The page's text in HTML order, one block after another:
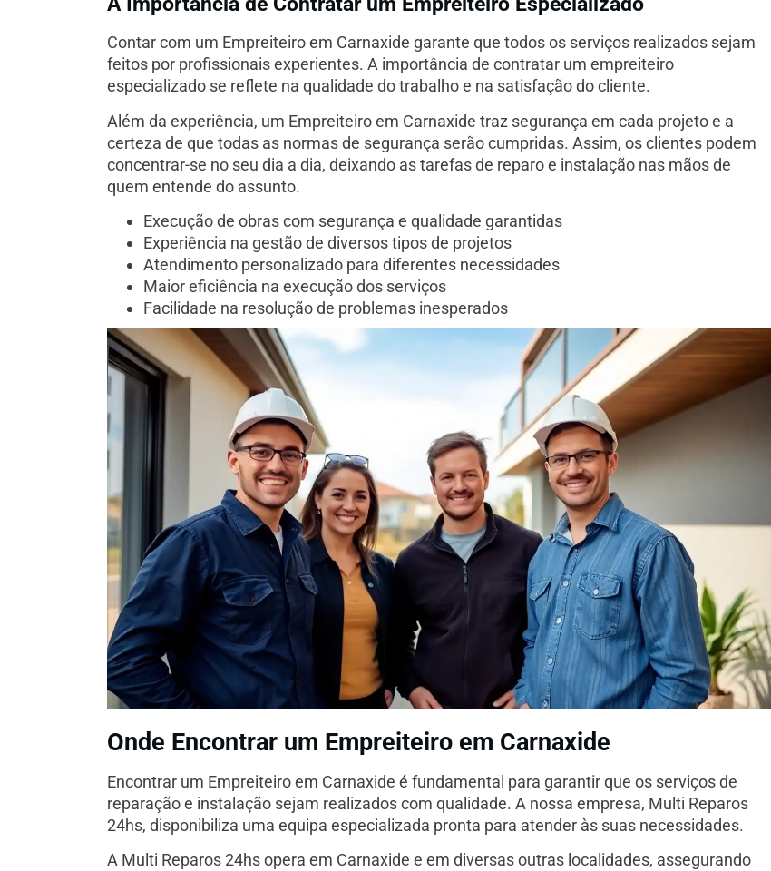
Contar com um Empreiteiro em Carnaxide garante que todos os serviços realizados sejam
feitos por profissionais experientes. A importância de contratar um empreiteiro
especializado se reflete na qualidade do trabalho e na satisfação do cliente.
Além da experiência, um Empreiteiro em Carnaxide traz segurança em cada projeto e a
certeza de que todas as normas de segurança serão cumpridas. Assim, os clientes podem
concentrar-se no seu dia a dia, deixando as tarefas de reparo e instalação nas mãos de
quem entende do assunto.
Execução de obras com segurança e qualidade garantidas
Experiência na gestão de diversos tipos de projetos
Atendimento personalizado para diferentes necessidades
Maior eficiência na execução dos serviços
Facilidade na resolução de problemas inesperados
Onde Encontrar um Empreiteiro em Carnaxide
Encontrar um Empreiteiro em Carnaxide é fundamental para garantir que os serviços de
reparação e instalação sejam realizados com qualidade. A nossa empresa, Multi Reparos
24hs, disponibiliza uma equipa especializada pronta para atender às suas necessidades.
A Multi Reparos 24hs opera em Carnaxide e em diversas outras localidades, assegurando